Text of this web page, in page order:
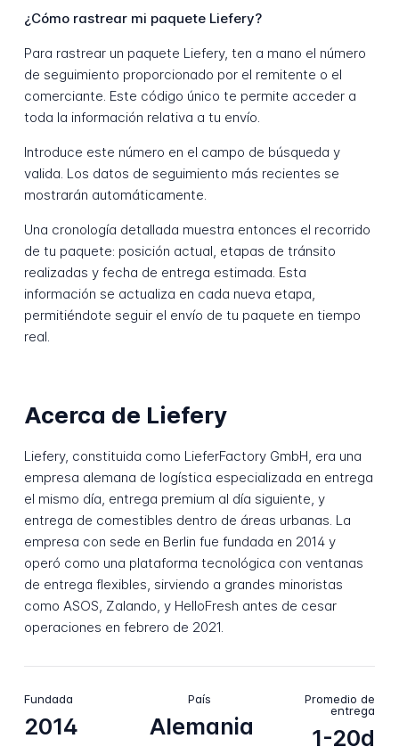
¿Cómo rastrear mi paquete Liefery?
Para rastrear un paquete Liefery, ten a mano el número
de seguimiento proporcionado por el remitente o el
comerciante. Este código único te permite acceder a
toda la información relativa a tu envío.
Introduce este número en el campo de búsqueda y
valida. Los datos de seguimiento más recientes se
mostrarán automáticamente.
Una cronología detallada muestra entonces el recorrido
de tu paquete: posición actual, etapas de tránsito
realizadas y fecha de entrega estimada. Esta
información se actualiza en cada nueva etapa,
permitiéndote seguir el envío de tu paquete en tiempo
real.
Acerca de Liefery
Liefery, constituida como LieferFactory GmbH, era una
empresa alemana de logística especializada en entrega
el mismo día, entrega premium al día siguiente, y
entrega de comestibles dentro de áreas urbanas. La
empresa con sede en Berlin fue fundada en 2014 y
operó como una plataforma tecnológica con ventanas
de entrega flexibles, sirviendo a grandes minoristas
como ASOS, Zalando, y HelloFresh antes de cesar
operaciones en febrero de 2021.
Fundada
2014
País
Alemania
Promedio de
entrega
1-20d